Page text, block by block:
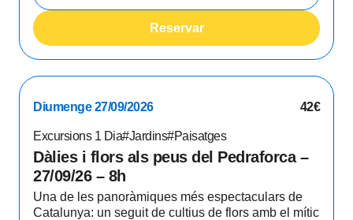
Reservar
Diumenge 27/09/2026 42€
Excursions 1 Dia#Jardins#Paisatges
Dàlies i flors als peus del Pedraforca –
27/09/26 – 8h
Una de les panoràmiques més espectaculars de
Catalunya: un seguit de cultius de flors amb el mític